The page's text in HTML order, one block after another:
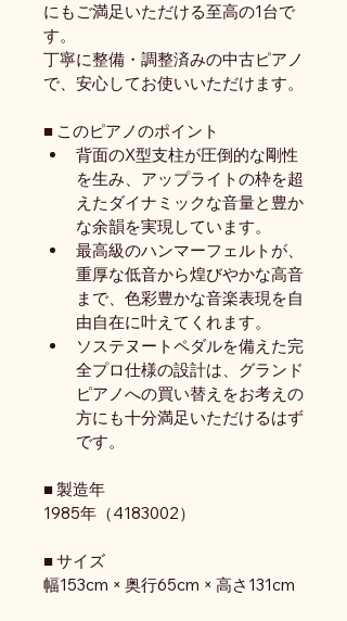
にもご満足いただける至高の1台で
す。
丁寧に整備・調整済みの中古ピアノ
で、安心してお使いいただけます。
■ このピアノのポイント
背面のX型支柱が圧倒的な剛性
を生み、アップライトの枠を超
えたダイナミックな音量と豊か
な余韻を実現しています。
最高級のハンマーフェルトが、
重厚な低音から煌びやかな高音
まで、色彩豊かな音楽表現を自
由自在に叶えてくれます。
ソステヌートペダルを備えた完
全プロ仕様の設計は、グランド
ピアノへの買い替えをお考えの
方にも十分満足いただけるはず
です。
■ 製造年
1985年（4183002）
■ サイズ
幅153cm × 奥行65cm × 高さ131cm